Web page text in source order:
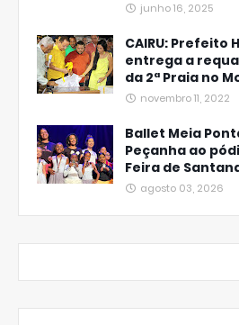
junho 16, 2025
CAIRU: Prefeito
entrega a
da 2ª Praia no
novembro 11, 2022
Ballet Meia
Peçanha ao
Feira de
agosto 03, 2026